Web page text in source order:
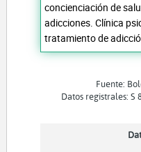
concienciación de
adicciones. Clínica
tratamiento de
Fuente:
Datos registrales: S